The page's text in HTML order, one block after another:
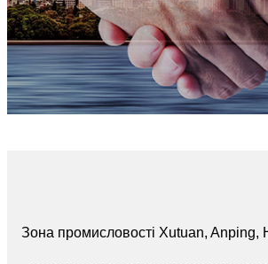
Зона промисловості Xutuan, Anping,